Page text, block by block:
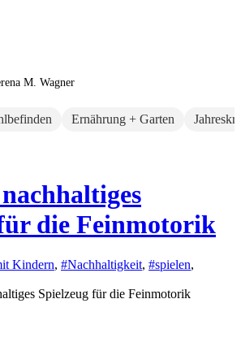
M. Wagner
Ernährung + Garten
die Feinmotorik
Kindern, #Nachhaltigkeit, #spielen,